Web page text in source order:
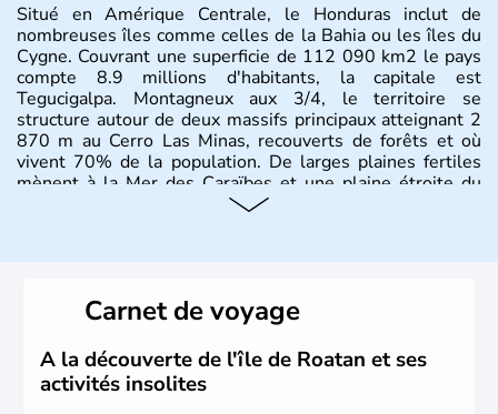
Situé en Amérique Centrale, le Honduras inclut de
nombreuses îles comme celles de la Bahia ou les îles du
Cygne. Couvrant une superficie de 112 090 km2 le pays
compte 8.9 millions d'habitants, la capitale est
Tegucigalpa. Montagneux aux 3/4, le territoire se
structure autour de deux massifs principaux atteignant 2
870 m au Cerro Las Minas, recouverts de forêts et où
vivent 70% de la population. De larges plaines fertiles
mènent à la Mer des Caraïbes et une plaine étroite du
Carnet de voyage
A la découverte de l'île de Roatan et ses
activités insolites